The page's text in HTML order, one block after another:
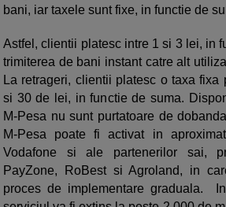
bani, iar taxele sunt fixe, in functie de
Astfel, clientii platesc intre 1 si 3 lei, in
trimiterea de bani instant catre alt
La retrageri, clientii platesc o taxa fixa
si 30 de lei, in functie de suma.
M-Pesa nu sunt purtatoare de
M-Pesa poate fi activat in
Vodafone si ale partenerilor sai,
PayZone, RoBest si Agroland, in
proces de implementare graduala.